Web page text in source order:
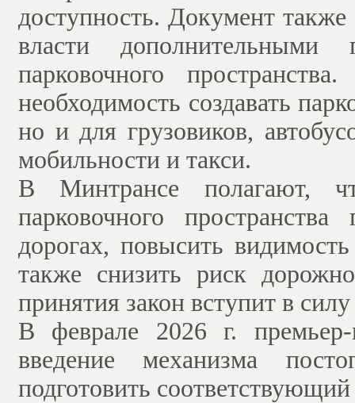
доступность. Документ
власти
парковочного
необходимость создавать
но и для грузовиков,
мобильности и такси.
В Минтрансе полагают,
парковочного
дорогах, повысить
также снизить риск
принятия закон вступит в
В феврале 2026 г.
введение механизма
подготовить соответствующий